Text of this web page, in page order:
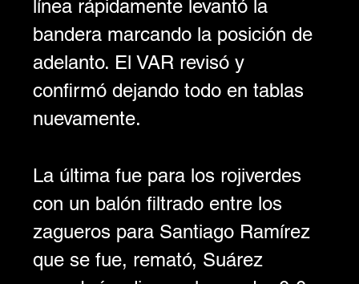
línea rápidamente levantó la
bandera marcando la posición de
adelanto. El VAR revisó y
confirmó dejando todo en tablas
nuevamente.
La última fue para los rojiverdes
con un balón filtrado entre los
zagueros para Santiago Ramírez
que se fue, remató, Suárez